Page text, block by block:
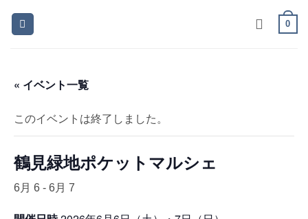
0
« イベント一覧
このイベントは終了しました。
鶴見緑地ポケットマルシェ
6月 6 - 6月 7